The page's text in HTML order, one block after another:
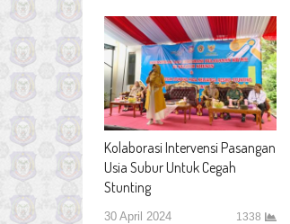
Kolaborasi Intervensi Pasangan
Usia Subur Untuk Cegah
Stunting
30 April 2024 1338